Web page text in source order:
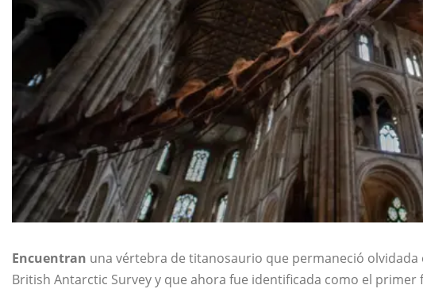
Encuentran una vértebra de titanosaurio que permaneció
British Antarctic Survey y que ahora fue identificada como el